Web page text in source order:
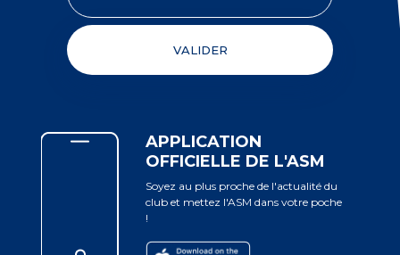
VALIDER
APPLICATION
OFFICIELLE DE L'ASM
Soyez au plus proche de l'actualité du
club et mettez l'ASM dans votre poche
!